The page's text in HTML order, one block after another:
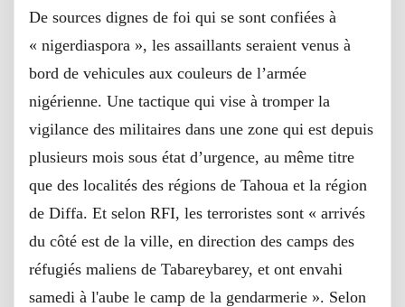
De sources dignes de foi qui se sont confiées à
« nigerdiaspora », les assaillants seraient venus à
bord de vehicules aux couleurs de l’armée
nigérienne. Une tactique qui vise à tromper la
vigilance des militaires dans une zone qui est depuis
plusieurs mois sous état d’urgence, au même titre
que des localités des régions de Tahoua et la région
de Diffa. Et selon RFI, les terroristes sont « arrivés
du côté est de la ville, en direction des camps des
réfugiés maliens de Tabareybarey, et ont envahi
samedi à l'aube le camp de la gendarmerie ». Selon